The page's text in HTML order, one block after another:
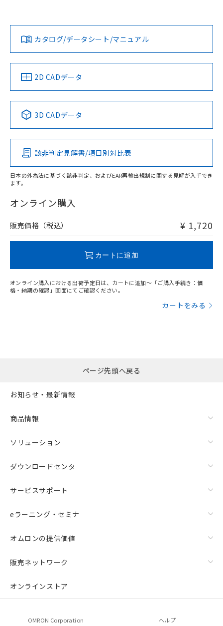
ダウンロードデータをご利用いただく前に、以下を必ずお読
みください。
ソフトウェアの使用条件
対応済み
中国 RoHS 注意事項・凡例
Pb Hg Cd Cr(VI)
O
在庫等で未対応品が混在する可能性があります。
問い合わせください。
LR型式承認
（イギリス
船舶規格）
DNV型式承認
（ノルウェー
BV型式承認
（フランス
KR型式
（韓国
No No No No
この製品の規格認証/適合状況ページへ
その他の認証はこちらのページからご検索ください
カタログ/データシート/マニュアル
2D CADデータ
3D CADデータ
該非判定見解書/項目別対比表
日本の外為法に基づく該非判定、およびEAR再輸出規制に関する見解が入手でき
ます。
オンライン購入
販売価格（税込） ¥ 1,720
カートに追加
オンライン購入における出荷予定日は、カートに追加～「ご購入手続き：価
格・納期の確認」画面にてご確認ください。
カートをみる
ページ先頭へ戻る
お知らせ・最新情報
商品情報
ソリューション
ダウンロードセンタ
サービスサポート
eラーニング・セミナ
オムロンの提供価値
販売ネットワーク
オンラインストア
OMRON Corporation ヘルプ